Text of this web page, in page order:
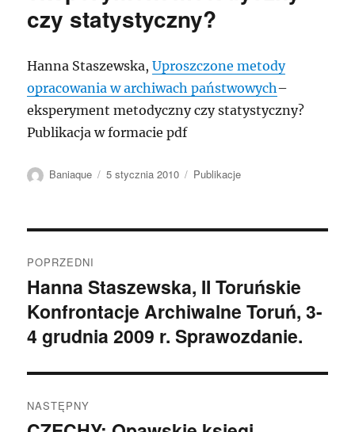
czy statystyczny?
Hanna Staszewska,Uproszczone metody
opracowania w archiwach państwowych–
eksperyment metodyczny czy statystyczny?
Publikacja w formacie pdf
Autor
Baniaque
Data
5 stycznia 2010 Kategorie
Publikacje
wpisu
POPRZEDNI
Poprzedni
wpis:
Hanna Staszewska, II Toruńskie
Konfrontacje Archiwalne Toruń, 3-
4 grudnia 2009 r. Sprawozdanie.
NASTĘPNY